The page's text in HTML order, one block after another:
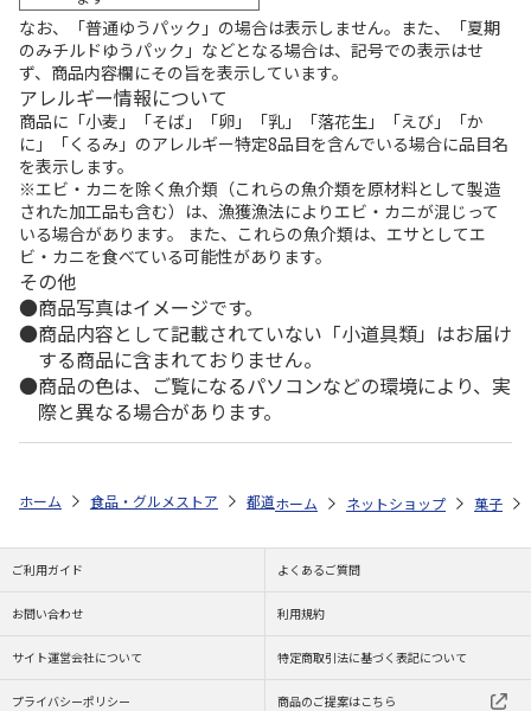
なお、「普通ゆうパック」の場合は表示しません。また、「夏期
のみチルドゆうパック」などとなる場合は、記号での表示はせ
ず、商品内容欄にその旨を表示しています。
アレルギー情報について
商品に「小麦」「そば」「卵」「乳」「落花生」「えび」「か
に」「くるみ」のアレルギー特定8品目を含んでいる場合に品目名
を表示します。
※エビ・カニを除く魚介類（これらの魚介類を原材料として製造
された加工品も含む）は、漁獲漁法によりエビ・カニが混じって
いる場合があります。 また、これらの魚介類は、エサとしてエ
ビ・カニを食べている可能性があります。
その他
商品写真はイメージです。
商品内容として記載されていない「小道具類」はお届け
する商品に含まれておりません。
商品の色は、ご覧になるパソコンなどの環境により、実
際と異なる場合があります。
ホーム 食品・グルメストア 都道府県から探す 兵庫県 こがね芋
ホーム ネットショップ 菓子
ご利用ガイド よくあるご質問
お問い合わせ 利用規約
サイト運営会社について 特定商取引法に基づく表記について
プライバシーポリシー 商品のご提案はこちら